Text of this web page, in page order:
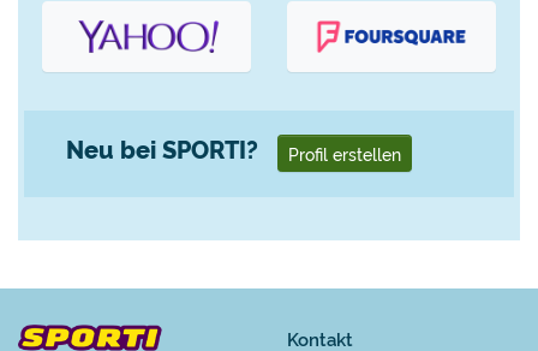
Neu bei SPORTI? Profil erstellen
Kontakt